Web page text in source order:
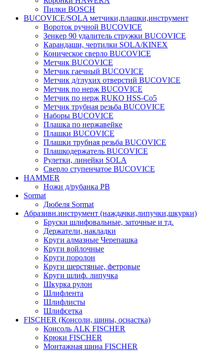
Пилки BOSCH
BUCOVICE/SOLA метчики,плашки,инструмент
Вороток ручной BUCOVICE
Зенкер 90 удалитель стружки BUCOVICE
Карандаши, чертилки SOLA/KINEX
Коническое сверло BUCOVICE
Метчик BUCOVICE
Метчик гаечный BUCOVICE
Метчик д/глухих отверстий BUCOVICE
Метчик по нерж BUCOVICE
Метчик по нерж RUKO HSS-Co5
Метчик трубная резьба BUCOVICE
Наборы BUCOVICE
Плашка по нержавейке
Плашки BUCOVICE
Плашки трубная резьба BUCOVICE
Плашкодержатель BUCOVICE
Рулетки, линейки SOLA
Сверло ступенчатое BUCOVICE
HAMMER
Ножи д/рубанка РВ
Sormat
Дюбеля Sormat
Абразивн.инструмент (наждачки,липучки,шкурки)
Бруски шлифовальные, заточные и тд.
Держатели, накладки
Круги алмазные Черепашка
Круги войлочные
Круги поролон
Круги шерстяные, фетровые
Круги шлиф. липучка
Шкурка рулон
Шлифлента
Шлифлисты
Шлифсетка
FISCHER (Консоли, шины, оснастка)
Консоль ALK FISCHER
Крюки FISCHER
Монтажная шина FISCHER